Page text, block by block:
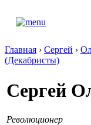
Главная › Сергей ›
(Декабристы)
Сергей
Революционер